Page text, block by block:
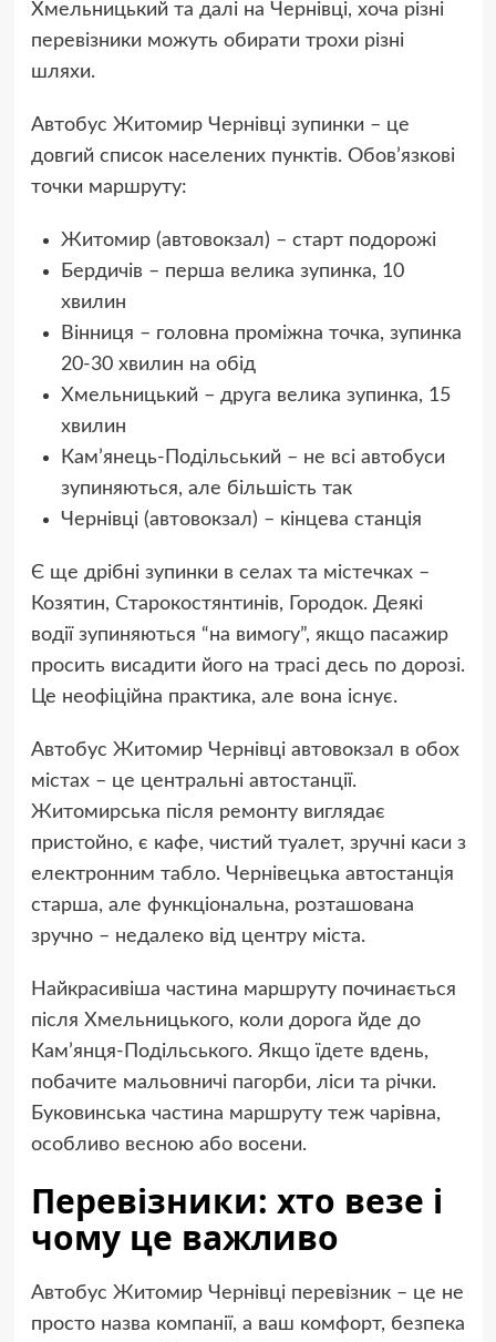
Хмельницький та далі на Чернівці, хоча різні
перевізники можуть обирати трохи різні
шляхи.
Автобус Житомир Чернівці зупинки – це
довгий список населених пунктів. Обов’язкові
точки маршруту:
Житомир (автовокзал) – старт подорожі
Бердичів – перша велика зупинка, 10
хвилин
Вінниця – головна проміжна точка, зупинка
20-30 хвилин на обід
Хмельницький – друга велика зупинка, 15
хвилин
Кам’янець-Подільський – не всі автобуси
зупиняються, але більшість так
Чернівці (автовокзал) – кінцева станція
Є ще дрібні зупинки в селах та містечках –
Козятин, Старокостянтинів, Городок. Деякі
водії зупиняються “на вимогу”, якщо пасажир
просить висадити його на трасі десь по дорозі.
Це неофіційна практика, але вона існує.
Автобус Житомир Чернівці автовокзал в обох
містах – це центральні автостанції.
Житомирська після ремонту виглядає
пристойно, є кафе, чистий туалет, зручні каси з
електронним табло. Чернівецька автостанція
старша, але функціональна, розташована
зручно – недалеко від центру міста.
Найкрасивіша частина маршруту починається
після Хмельницького, коли дорога йде до
Кам’янця-Подільського. Якщо їдете вдень,
побачите мальовничі пагорби, ліси та річки.
Буковинська частина маршруту теж чарівна,
особливо весною або восени.
Перевізники: хто везе і
чому це важливо
Автобус Житомир Чернівці перевізник – це не
просто назва компанії, а ваш комфорт, безпека